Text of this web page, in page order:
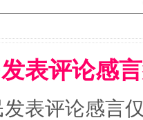
表评论感
表评论感言